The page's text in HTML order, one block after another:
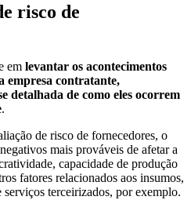
risco de
em levantar os acontecimentos
empresa contratante,
detalhada de como eles ocorrem
.
de risco de fornecedores, o
mais prováveis de afetar a
capacidade de produção
fatores relacionados aos insumos,
terceirizados, por exemplo.